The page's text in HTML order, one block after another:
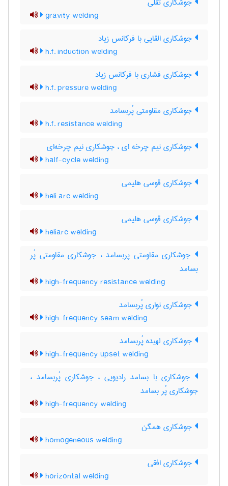
gravity welding
جوشکاری القایی با فرکانس زیاد
h.f. induction welding
جوشکاری فشاری با فرکانس زیاد
h.f. pressure welding
جوشکاری مقاومتی پُربسامد
h.f. resistance welding
جوشکاری نیم چرخه ای ، جوشکاری نیم چرخه‌ای
half-cycle welding
جوشکاری قوسی هلیمی
heli arc welding
جوشکاری قوسی هلیمی
heliarc welding
جوشکاری مقاومتی پربسامد ، جوشکاری مقاومتی پُر
بسامد
high-frequency resistance welding
جوشکاری نواری پُربسامد
high-frequency seam welding
جوشکاری لهیده پُربسامد
high-frequency upset welding
جوشکاری با بسامد رادیویی ، جوشکاری پُربسامد ،
جوشکاری پُر بسامد
high-frequency welding
جوشکاری همگن
homogeneous welding
جوشکاری افقی
horizontal welding